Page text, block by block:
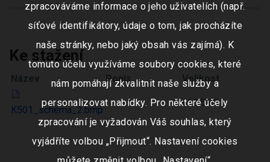
Ke stažení
Název Popis Velikost
K501_schema_2.bmp
669.5 kB
zpracováváme informace o jeho uživatelích (např.
síťové identifikátory, údaje o tom, jak procházíte
naše stránky, nebo jaký obsah vás zajímá). K
tomuto účelu využíváme soubory cookies, které
nám pomáhají zkvalitnit naše služby a
personalizovat nabídky. Pro některé účely
zpracování je vyžadován Váš souhlas, který
vyjádříte volbou „Přijmout“. Nastavení cookies